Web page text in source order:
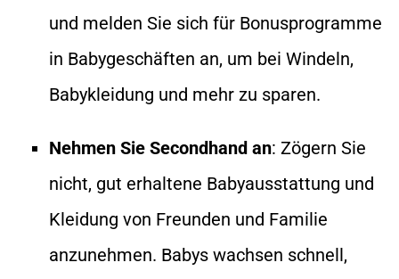
und melden Sie sich für Bonusprogramme
in Babygeschäften an, um bei Windeln,
Babykleidung und mehr zu sparen.
Nehmen Sie Secondhand an: Zögern Sie
nicht, gut erhaltene Babyausstattung und
Kleidung von Freunden und Familie
anzunehmen. Babys wachsen schnell,